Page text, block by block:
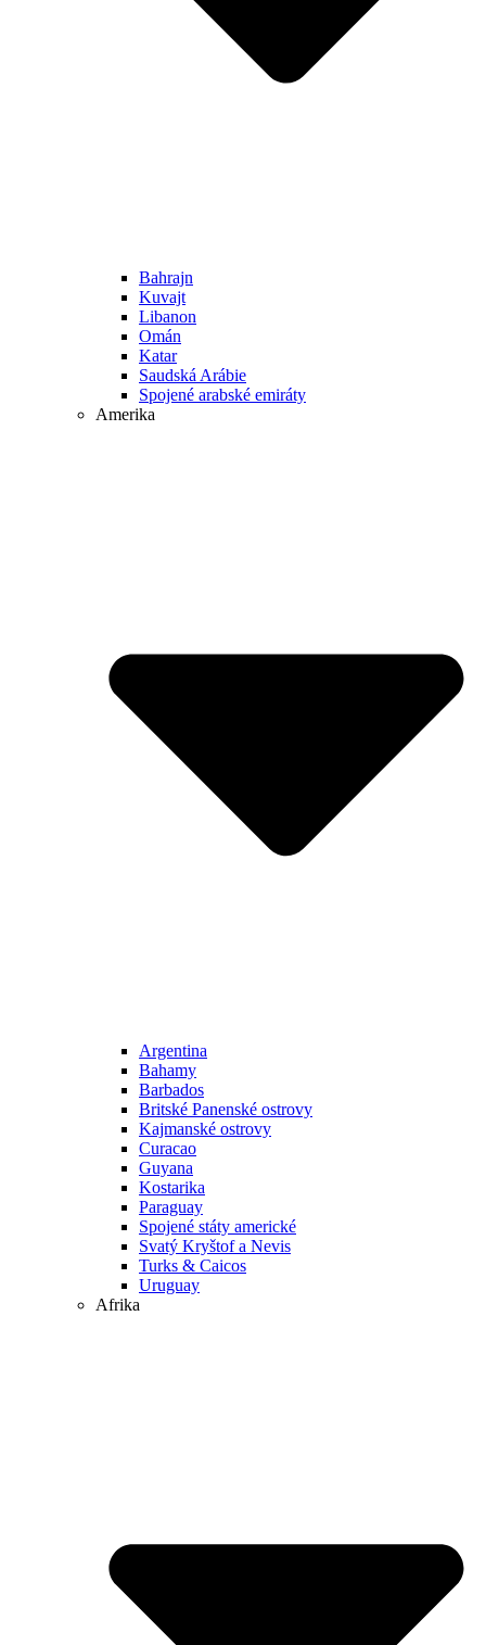
Bahrajn
Kuvajt
Libanon
Omán
Katar
Saudská Arábie
Spojené arabské emiráty
Amerika
Argentina
Bahamy
Barbados
Britské Panenské ostrovy
Kajmanské ostrovy
Curacao
Guyana
Kostarika
Paraguay
Spojené státy americké
Svatý Kryštof a Nevis
Turks & Caicos
Uruguay
Afrika